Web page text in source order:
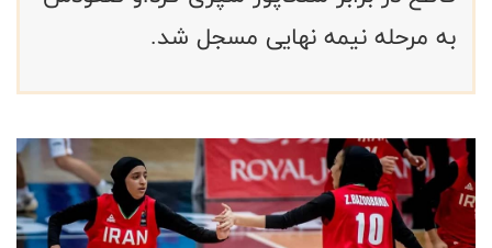
به مرحله نیمه نهایی مسجل شد.